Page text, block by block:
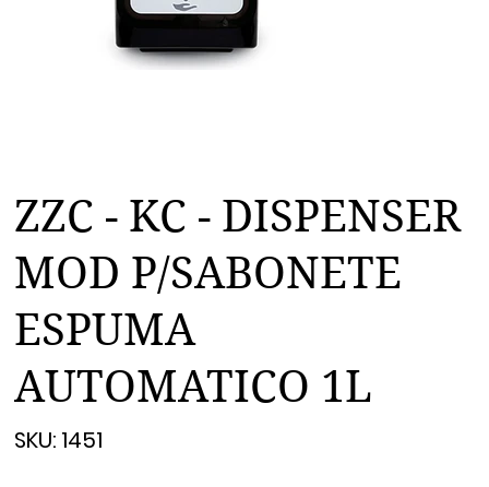
ZZC - KC - DISPENSER
MOD P/SABONETE
ESPUMA
AUTOMATICO 1L
SKU:
1451
1451